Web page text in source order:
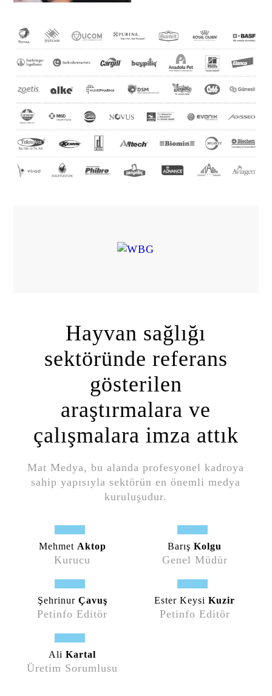
Hayvan sağlığı
sektöründe referans
gösterilen
araştırmalara ve
çalışmalara imza attık
Mat Medya, bu alanda profesyonel kadroya
sahip yapısıyla sektörün en önemli medya
kuruluşudur.
Mehmet Aktop
Kurucu
BarışKolgu
Genel Müdür
Şehrinur Çavuş
Petinfo Editör
Ester KeysiKuzir
Petinfo Editör
AliKartal
Üretim Sorumlusu